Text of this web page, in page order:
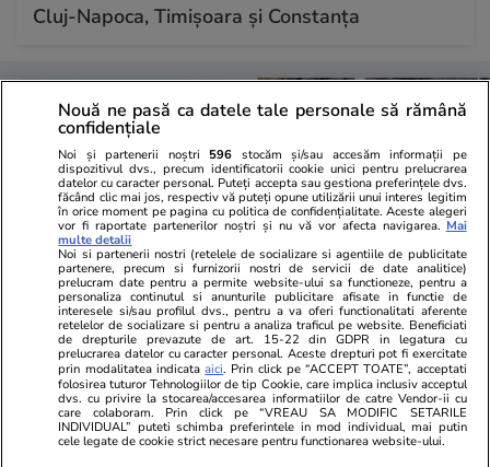
Cluj-Napoca, Timișoara și Constanța
Vacanțe și Cultură 05 aug.
Plajele de la Marea Adriatică,
acoperite de dischete negre din
plastic: „Sunt un simbol al poluării
care continuă să amenințe”
Vacanțe și
Un turist a
pe
de dragoste
Salvamont
Nouă ne pasă ca datele tale personale să rămână
confidențiale
Noi și partenerii noștri 596 stocăm și/sau accesăm informații pe
dispozitivul dvs., precum identificatorii cookie unici pentru prelucrarea
datelor cu caracter personal. Puteți accepta sau gestiona preferințele dvs.
făcând clic mai jos, respectiv vă puteți opune utilizării unui interes legitim
în orice moment pe pagina cu politica de confidențialitate. Aceste alegeri
vor fi raportate partenerilor noștri și nu vă vor afecta navigarea. Mai
multe detalii
Noi si partenerii nostri (retelele de socializare si agentiile de publicitate
partenere, precum si furnizorii nostri de servicii de date analitice)
prelucram date pentru a permite website-ului sa functioneze, pentru a
personaliza continutul si anunturile publicitare afisate in functie de
interesele si/sau profilul dvs., pentru a va oferi functionalitati aferente
retelelor de socializare si pentru a analiza traficul pe website. Beneficiati
de drepturile prevazute de art. 15-22 din GDPR in legatura cu
prelucrarea datelor cu caracter personal. Aceste drepturi pot fi exercitate
prin modalitatea indicataaici. Prin click pe “ACCEPT TOATE”, acceptati
folosirea tuturor Tehnologiilor de tip Cookie, care implica inclusiv acceptul
dvs. cu privire la stocarea/accesarea informatiilor de catre Vendor-ii cu
care colaboram. Prin click pe “VREAU SA MODIFIC SETARILE
INDIVIDUAL” puteti schimba preferintele in mod individual, mai putin
cele legate de cookie strict necesare pentru functionarea website-ului.